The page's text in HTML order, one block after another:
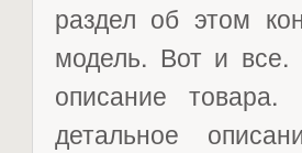
раздел об этом
модель. Вот и
описание
детальное